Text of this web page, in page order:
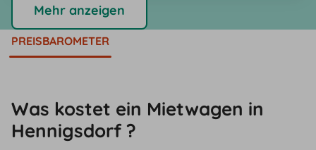
Mehr anzeigen
PREISBAROMETER
Was kostet ein Mietwagen in
Hennigsdorf ?